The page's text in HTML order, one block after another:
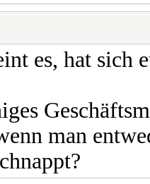
es, hat sich
man